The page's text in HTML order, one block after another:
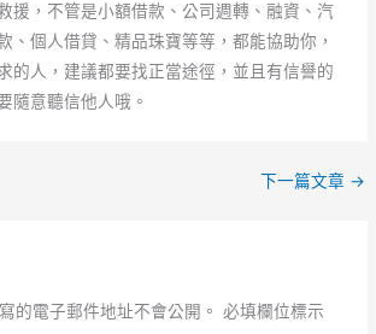
援，不管是小額借款、公司週轉、融資、汽
、個人借貸、精品珠寶等等，都能協助你，
的人，建議都要找正當途徑，並且有信譽的
隨意聽信他人哦。
下一篇文章 →
的電子郵件地址不會公開。 必填欄位標示